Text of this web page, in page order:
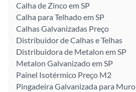
Calha de Zinco em SP
Calha para Telhado em SP
Calhas Galvanizadas Preço
Distribuidor de Calhas e Telhas
Distribuidora de Metalon em SP
Metalon Galvanizado em SP
Painel Isotérmico Preço M2
Pingadeira Galvanizada para Muro